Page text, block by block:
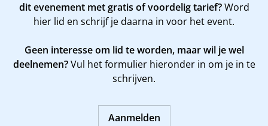
dit evenement met gratis of voordelig tarief?Word
hier lid en schrijf je daarna in voor het event.
Geen interesse om lid te worden, maar wil je wel
deelnemen?Vul het formulier hieronder in om je in te
schrijven.
Aanmelden